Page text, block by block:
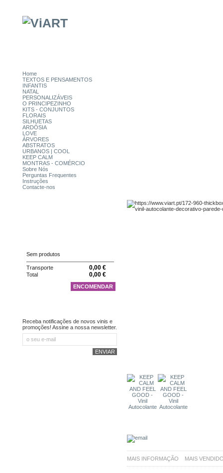
Home
TEXTOS E PENSAMENTOS
INFANTIS
NATAL
PERSONALIZÁVEIS
O PRINCIPEZINHO
KITS - CONJUNTOS
FLORAIS
SILHUETAS
ARDÓSIA
LOVE
ÁRVORES
ABSTRATOS
URBANOS | COOL
KEEP CALM
MONTRAS - COMÉRCIO
Sobre Nós
Perguntas Frequentes
Instruções
Contacte-nos
MAIS INFORMAÇÃO MAIS
Sem produtos
Transporte 0,00 €
Total 0,00 €
ENCOMENDAR
Receba notificações de novos vinis e
promoções! Assine a nossa newsletter.